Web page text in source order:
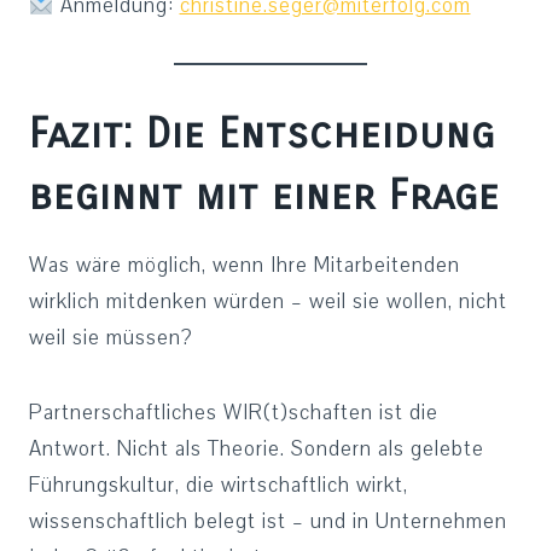
Anmeldung: christine.seger@miterfolg.com
Fazit: Die Entscheidung
beginnt mit einer Frage
Was wäre möglich, wenn Ihre Mitarbeitenden
wirklich mitdenken würden – weil sie wollen, nicht
weil sie müssen?
Partnerschaftliches WIR(t)schaften ist die
Antwort. Nicht als Theorie. Sondern als gelebte
Führungskultur, die wirtschaftlich wirkt,
wissenschaftlich belegt ist – und in Unternehmen